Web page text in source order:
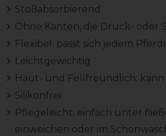
Stoßabsorbierend
Ohne Kanten, die Druck- oder
Flexibel: passt sich jedem
Leichtgewichtig
Haut- und Fellfreundlich:
Silikonfrei
Pflegeleicht: einfach unter
einweichen oder im